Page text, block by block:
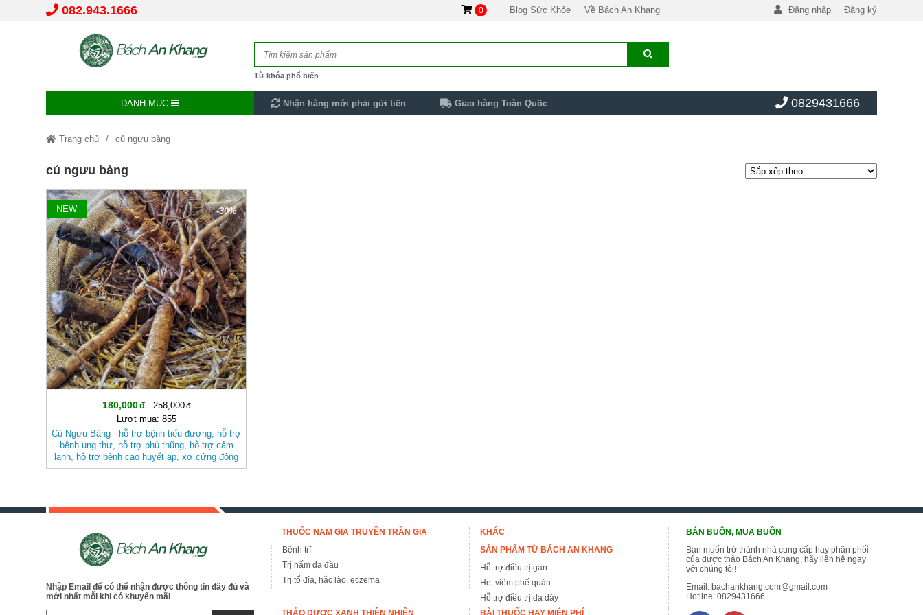
082.943.1666 0 Blog Sức Khỏe Về Bách An Khang Đăng nhập Đăng ký
Từ khóa phổ biến
DANH MỤC Nhận hàng mới phải gửi tiền Giao hàng Toàn Quốc 0829431666
Trang chủ củ ngưu bàng
củ ngưu bàng
-30%
NEW
180,000
258,000
Lượt mua: 855
Củ Ngưu Bàng - hỗ trợ bệnh tiểu đường, hỗ trợ
bệnh ung thư, hỗ trợ phù thũng, hỗ trợ cảm
lạnh, hỗ trợ bệnh cao huyết áp, xơ cứng động
mạch BAK815
Nhập Email để có thể nhận được thông tin đầy đủ và
mới nhất mỗi khi có khuyến mãi
THUỐC NAM GIA TRUYỀN TRẦN GIA
Bệnh trĩ
Trị nấm da đầu
Trị tổ đỉa, hắc lào, eczema
KHÁC
SẢN PHẨM TỪ BÁCH AN KHANG
Hỗ trợ điều trị gan
Ho, viêm phế quản
Hỗ trợ điều trị dạ dày
THẢO DƯỢC XANH THIÊN NHIÊN
BÀI THUỐC HAY MIỄN PHÍ
BÁN BUÔN, MUA BUÔN
Bạn muốn trở thành nhà cung cấp hay phân phối
của dược thảo Bách An Khang, hãy liên hệ ngay
với chúng tôi!
Email:bachankhang.com@gmail.com
Hotline:0829431666